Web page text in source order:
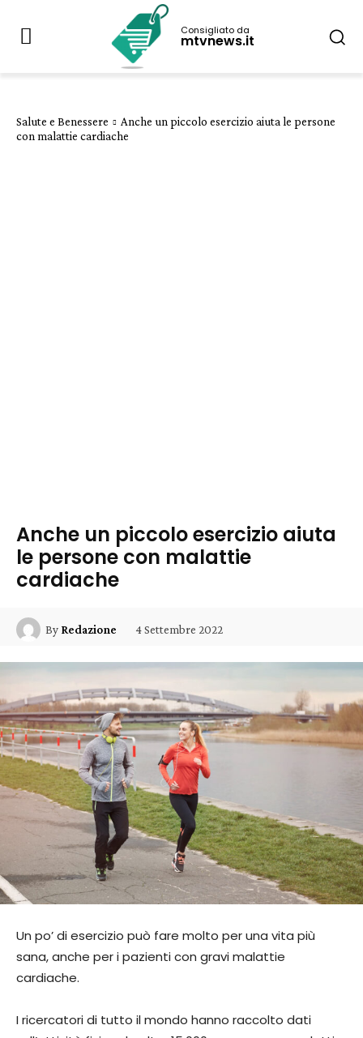
Consigliato da
mtvnews.it
Salute e Benessere
Anche un piccolo esercizio aiuta le persone
con malattie cardiache
Anche un piccolo esercizio aiuta
le persone con malattie
cardiache
By Redazione 4 Settembre 2022
Un po’ di esercizio può fare molto per una vita più
sana, anche per i pazienti con gravi malattie
cardiache.
I ricercatori di tutto il mondo hanno raccolto dati